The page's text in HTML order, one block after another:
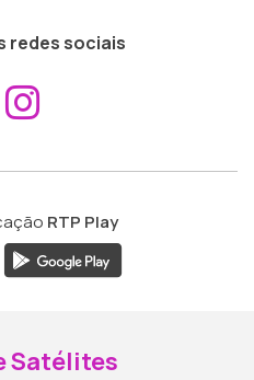
redes sociais
Aceder ao
RTP Play
Satélites